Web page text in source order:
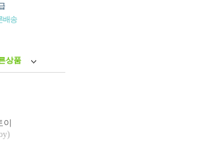
배송
상품